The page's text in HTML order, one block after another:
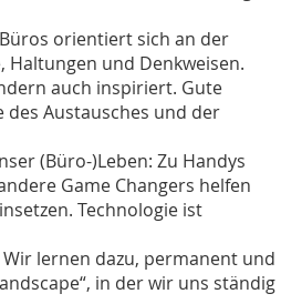
orientiert sich an der
und Denkweisen.
auch inspiriert. Gute
Austausches und der
(Büro-)Leben: Zu Handys
Game Changers helfen
Technologie ist
Wir lernen dazu, permanent und
in der wir uns ständig